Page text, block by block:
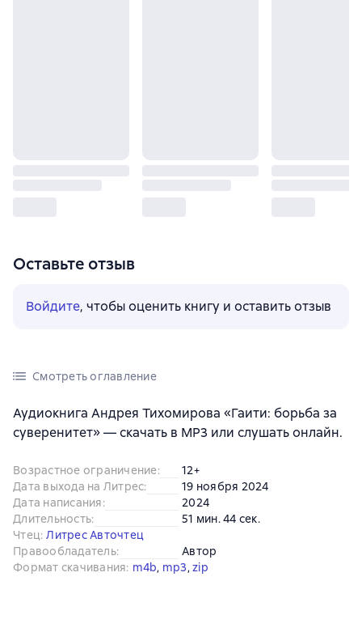
Оставьте отзыв
Войдите, чтобы оценить книгу и оставить отзыв
Смотреть оглавление
Аудиокнига Андрея Тихомирова «Гаити: борьба за
суверенитет» — скачать в MP3 или слушать онлайн.
Возрастное ограничение:
12+
Дата выхода на Литрес:
19 ноября 2024
Дата написания:
2024
Длительность:
51 мин. 44 сек.
Чтец: Литрес Авточтец
Правообладатель:
Автор
Формат скачивания: m4b, mp3, zip